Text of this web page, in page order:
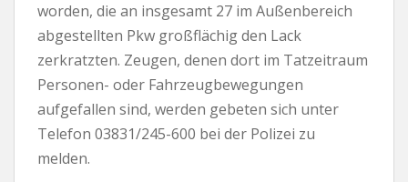
worden, die an insgesamt 27 im Außenbereich
abgestellten Pkw großflächig den Lack
zerkratzten. Zeugen, denen dort im Tatzeitraum
Personen- oder Fahrzeugbewegungen
aufgefallen sind, werden gebeten sich unter
Telefon 03831/245-600 bei der Polizei zu
melden.